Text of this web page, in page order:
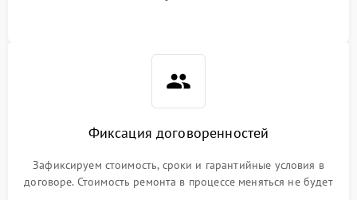
гарантийные условия
Фиксация договоренностей
Зафиксируем стоимость, сроки и гарантийные условия в
договоре. Стоимость ремонта в процессе меняться не будет